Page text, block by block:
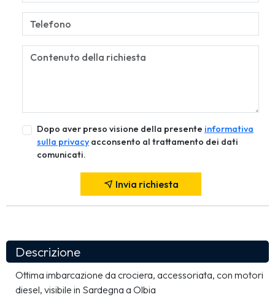
Dopo aver preso visione della presente informativa
sulla privacy acconsento al trattamento dei dati
comunicati.
Invia richiesta
Descrizione
Ottima imbarcazione da crociera, accessoriata, con motori
diesel, visibile in Sardegna a Olbia